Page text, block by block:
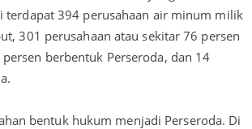
terdapat 394 perusahaan air minum milik
301 perusahaan atau sekitar 76 persen
berbentuk Perseroda, dan 14
bentuk hukum menjadi Perseroda. Di